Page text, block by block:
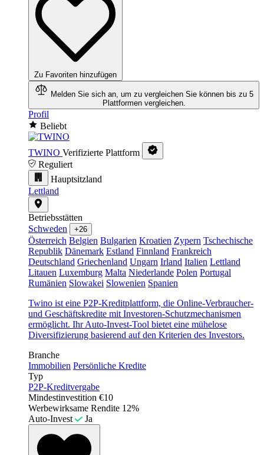
Zu Favoriten hinzufügen
Melden Sie sich an, um zu vergleichen Sie können bis zu 5
Plattformen vergleichen.
Profil
Beliebt
TWINO Verifizierte Plattform
Reguliert
Hauptsitzland
Lettland
Betriebsstätten
Schweden
+26
Österreich Belgien Bulgarien Kroatien Zypern Tschechische
Republik Dänemark Estland Finnland Frankreich
Deutschland Griechenland Ungarn Irland Italien Lettland
Litauen Luxemburg Malta Niederlande Polen Portugal
Rumänien Slowakei Slowenien Spanien
Twino ist eine P2P-Kreditplattform, die Online-Verbraucher-
und Geschäftskredite mit Investoren-Schutzmechanismen
ermöglicht. Ihr Auto-Invest-Tool bietet eine mühelose
Diversifizierung basierend auf den Kriterien des Investors.
Branche
Immobilien Persönliche Kredite
Typ
P2P-Kreditvergabe
Mindestinvestition €10
Werbewirksame Rendite 12%
Auto-Invest
Ja